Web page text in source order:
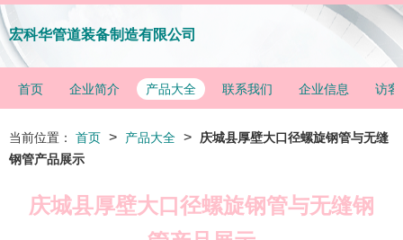
宏科华管道装备制造有限公司
首页 企业简介 产品大全 联系我们 企业信息 访客
当前位置： 首页 > 产品大全 >
庆城县厚壁大口径螺旋钢管与无缝
钢管产品展示
庆城县厚壁大口径螺旋钢管与无缝钢